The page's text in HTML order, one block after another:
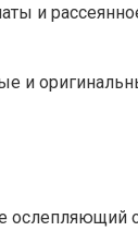
и
и